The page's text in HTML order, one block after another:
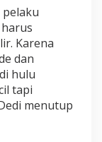
pelaku
Karena
dan
hulu
tapi
menutup